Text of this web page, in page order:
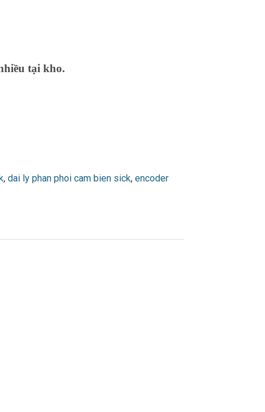
tại kho.
, dai ly phan phoi cam bien sick, encoder